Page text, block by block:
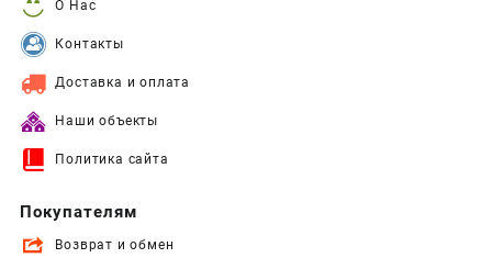
О Нас
Контакты
Доставка и оплата
Наши объекты
Политика сайта
Покупателям
Возврат и обмен